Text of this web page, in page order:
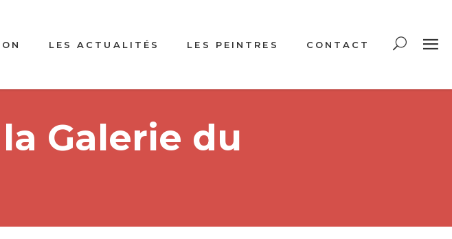
LES ACTUALITÉS LES PEINTRES CONTACT
Galerie du